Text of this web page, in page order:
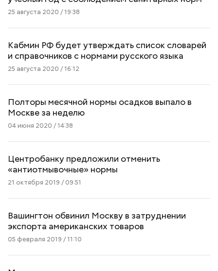
25 августа 2020 / 19:38
Кабмин РФ будет утверждать список словарей
и справочников с нормами русского языка
25 августа 2020 / 16:12
Полторы месячной нормы осадков выпало в
Москве за неделю
04 июня 2020 / 14:38
Центробанку предложили отменить
«антиотмывочные» нормы
21 октября 2019 / 09:51
Вашингтон обвинил Москву в затруднении
экспорта американских товаров
05 февраля 2019 / 11:10